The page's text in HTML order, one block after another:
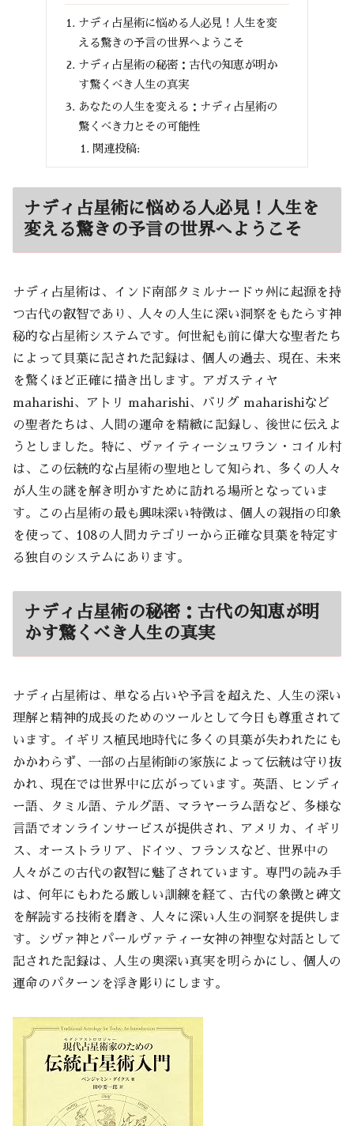
ナディ占星術に悩める人必見！人生を変
える驚きの予言の世界へようこそ
ナディ占星術の秘密：古代の知恵が明か
す驚くべき人生の真実
あなたの人生を変える：ナディ占星術の
驚くべき力とその可能性
関連投稿:
ナディ占星術に悩める人必見！人生を
変える驚きの予言の世界へようこそ
ナディ占星術は、インド南部タミルナードゥ州に起源を持
つ古代の叡智であり、人々の人生に深い洞察をもたらす神
秘的な占星術システムです。何世紀も前に偉大な聖者たち
によって貝葉に記された記録は、個人の過去、現在、未来
を驚くほど正確に描き出します。アガスティヤ
maharishi、アトリ maharishi、バリグ maharishiなど
の聖者たちは、人間の運命を精緻に記録し、後世に伝えよ
うとしました。特に、ヴァイティーシュワラン・コイル村
は、この伝統的な占星術の聖地として知られ、多くの人々
が人生の謎を解き明かすために訪れる場所となっていま
す。この占星術の最も興味深い特徴は、個人の親指の印象
を使って、108の人間カテゴリーから正確な貝葉を特定す
る独自のシステムにあります。
ナディ占星術の秘密：古代の知恵が明
かす驚くべき人生の真実
ナディ占星術は、単なる占いや予言を超えた、人生の深い
理解と精神的成長のためのツールとして今日も尊重されて
います。イギリス植民地時代に多くの貝葉が失われたにも
かかわらず、一部の占星術師の家族によって伝統は守り抜
かれ、現在では世界中に広がっています。英語、ヒンディ
ー語、タミル語、テルグ語、マラヤーラム語など、多様な
言語でオンラインサービスが提供され、アメリカ、イギリ
ス、オーストラリア、ドイツ、フランスなど、世界中の
人々がこの古代の叡智に魅了されています。専門の読み手
は、何年にもわたる厳しい訓練を経て、古代の象徴と碑文
を解読する技術を磨き、人々に深い人生の洞察を提供しま
す。シヴァ神とパールヴァティー女神の神聖な対話として
記された記録は、人生の奥深い真実を明らかにし、個人の
運命のパターンを浮き彫りにします。